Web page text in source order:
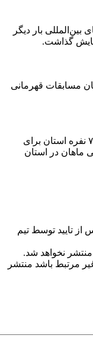
بار دیگر
گذاشت.
مسابقات قهرمانی
رئیس هیئت فوتبال قم از حضور تیم فوتبال ۷ نفره استان برای
ماهان در استان
تایید توسط تیم
منتشر نخواهد شد.
مرتبط باشد منتشر